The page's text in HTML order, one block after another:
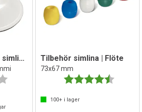
Sugkoppsfäste till simlinor
4.0 utav 5 stjärnor
Tilbehör simlina | Flöte
73x67 mm
Betyg:
100+i lager